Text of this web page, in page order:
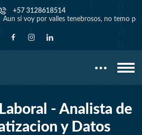
+57 3128618514
Aun si voy por valles tenebrosos, no temo
- Analista de
y Datos